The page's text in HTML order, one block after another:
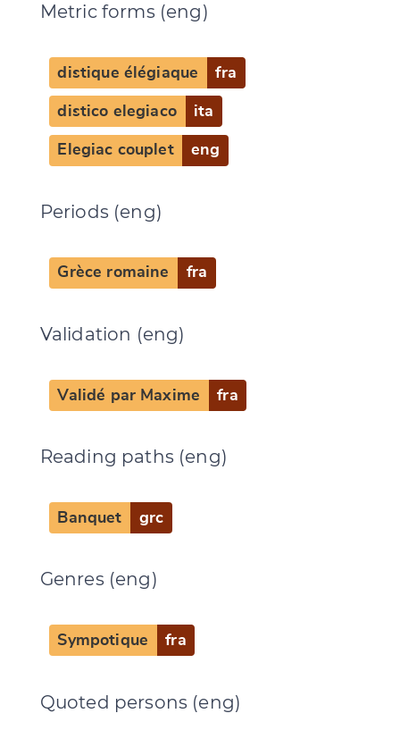
Metric forms (eng)
distique élégiaque fra
distico elegiaco ita
Elegiac couplet eng
Periods (eng)
Grèce romaine fra
Validation (eng)
Validé par Maxime fra
Reading paths (eng)
Banquet grc
Genres (eng)
Sympotique fra
Quoted persons (eng)
Change language